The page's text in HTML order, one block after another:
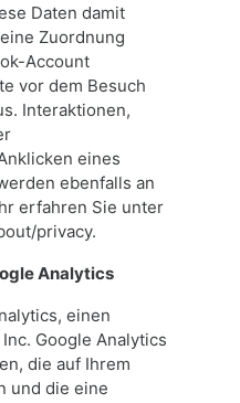
Daten damit
Zuordnung
Account
vor dem Besuch
Interaktionen,
eines
ebenfalls an
erfahren Sie unter
privacy.
Analytics
einen
Google Analytics
die auf Ihrem
und die eine